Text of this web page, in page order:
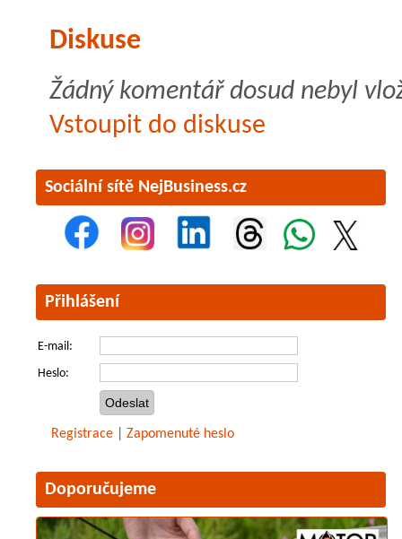
Diskuse
Žádný komentář dosud nebyl
Vstoupit do diskuse
Sociální sítě NejBusiness.cz
Přihlášení
E-mail:
Heslo:
Registrace Zapomenuté heslo
Doporučujeme